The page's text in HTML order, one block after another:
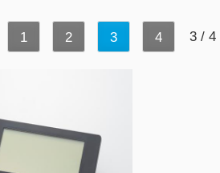
1 2 3 4 3 / 4